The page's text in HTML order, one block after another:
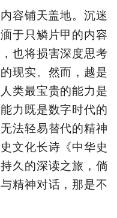
容铺天盖地。沉迷
于只鳞片甲的内容
也将损害深度思考
现实。然而，越是
类最宝贵的能力是
力既是数字时代的
法轻易替代的精神
文化长诗《中华史
久的深读之旅，倘
精神对话，那是不